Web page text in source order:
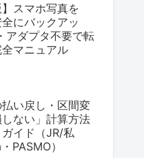
】スマホ写真を
にバックアッ
アダプタ不要で転
マニュアル
い戻し・区間変
ない」計算方法
イド（JR/私
PASMO）